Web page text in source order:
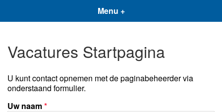
Menu +
Vacatures Startpagina
U kunt contact opnemen met de paginabeheerder via
onderstaand formulier.
Uw naam*